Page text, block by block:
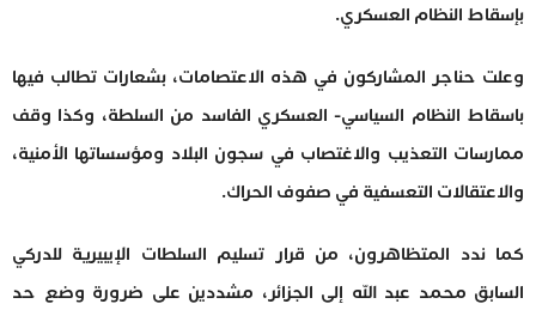
بإسقاط النظام العسكري.
وعلت حناجر المشاركون في هذه الاعتصامات، بشعارات تطالب فيها
باسقاط النظام السياسي- العسكري الفاسد من السلطة، وكذا وقف
ممارسات التعذيب والاغتصاب في سجون البلاد ومؤسساتها الأمنية،
والاعتقالات التعسفية في صفوف الحراك.
كما ندد المتظاهرون، من قرار تسليم السلطات الإيبيرية للدركي
السابق محمد عبد الله إلى الجزائر، مشددين على ضرورة وضع حد